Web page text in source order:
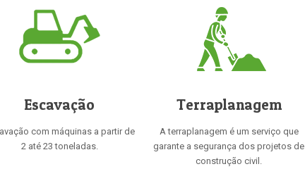
Escavação
com máquinas a partir de
2 até 23 toneladas.
Terraplanagem
A terraplanagem é um serviço que
garante a segurança dos projetos de
construção civil.